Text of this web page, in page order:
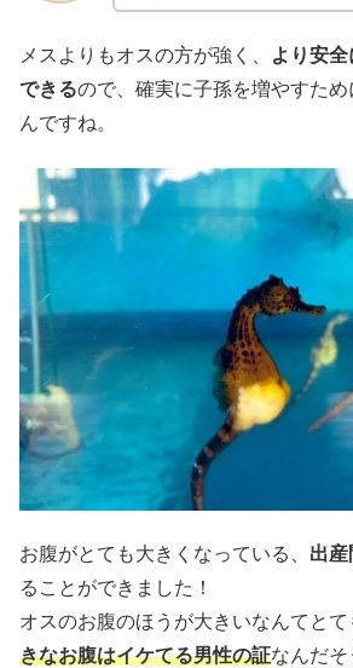
メスよりもオスの方が強く、
より安
できるので、確実に子孫を増やすた
んですね。
お腹がとても大きくなっている、 出産
ることができました！
オスのお腹のほうが大きいなんてとて
きなお腹はイケてる男性の証なんだそ